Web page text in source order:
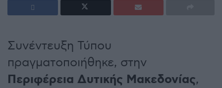
Συνέντευξη Τύπου
πραγματοποιήθηκε, στην
Περιφέρεια Δυτικής Μακεδονίας,